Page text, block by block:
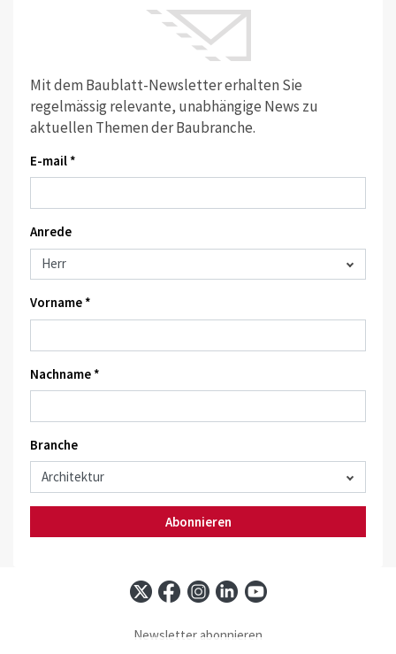
Mit dem Baublatt-Newsletter erhalten Sie
regelmässig relevante, unabhängige News zu
aktuellen Themen der Baubranche.
E-mail *
Anrede
Vorname *
Nachname *
Branche
Abonnieren
Newsletter abonnieren